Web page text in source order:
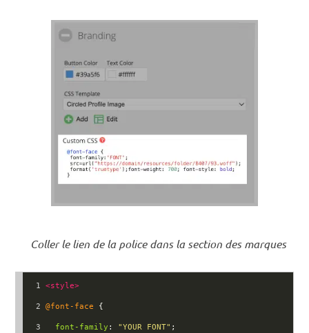
Coller le lien de la police dans la section des marques
1 <style>
2 @font-face {
3 font-family : "YOUR FONT" ;